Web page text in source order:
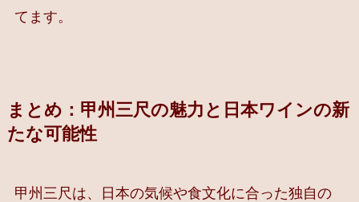
てます。
まとめ：甲州三尺の魅力と日本ワインの新
たな可能性
甲州三尺は、日本の気候や食文化に合った独自の